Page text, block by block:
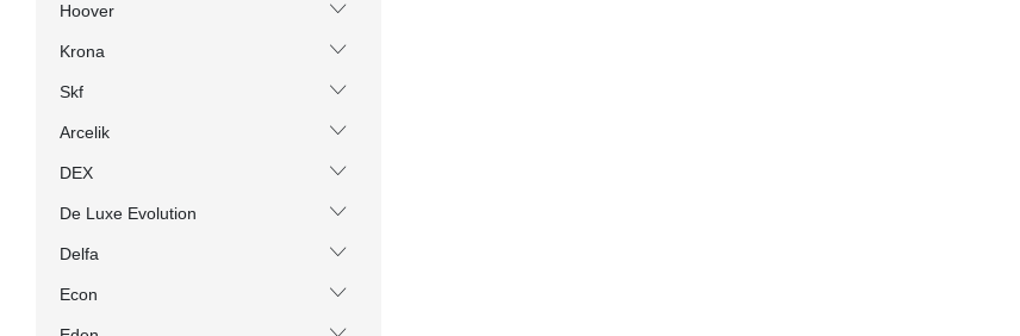
Hoover
Krona
Skf
Arcelik
DEX
De Luxe Evolution
Delfa
Econ